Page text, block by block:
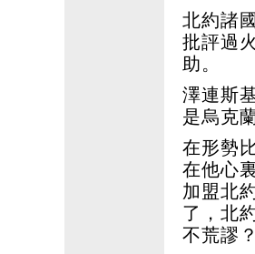
北約諸
批評過
助。
澤連斯
是烏克
在形勢
在他心
加盟北
了，北
不荒謬？